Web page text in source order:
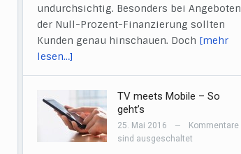
undurchsichtig. Besonders bei Angeboten
der Null-Prozent-Finanzierung sollten
Kunden genau hinschauen. Doch [mehr
lesen…]
TV meets Mobile – So
geht’s
25. Mai 2016 —
Kommentare
sind ausgeschaltet